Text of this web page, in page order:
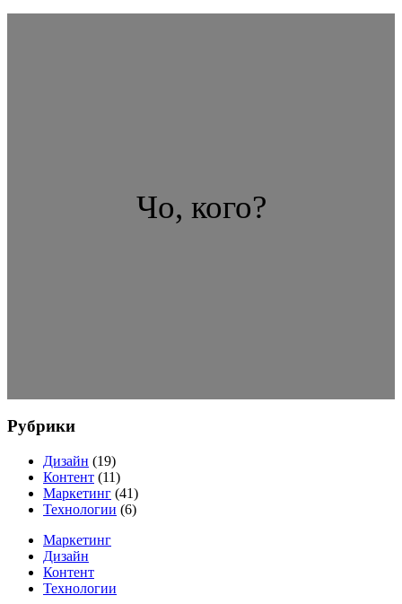
Чо, кого?
Рубрики
Дизайн (19)
Контент (11)
Маркетинг (41)
Технологии (6)
Маркетинг
Дизайн
Контент
Технологии